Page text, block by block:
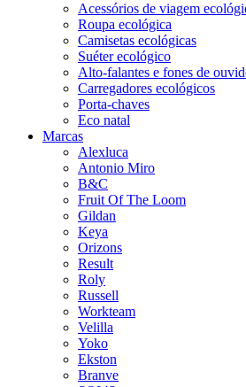
Acessórios de viagem
Roupa ecológica
Camisetas ecológicas
Suéter ecológico
Alto-falantes e fones de
Carregadores ecológicos
Porta-chaves
Eco natal
Marcas
Alexluca
Antonio Miro
B&C
Fruit Of The Loom
Gildan
Keya
Orizons
Result
Roly
Russell
Workteam
Velilla
Yoko
Ekston
Branve